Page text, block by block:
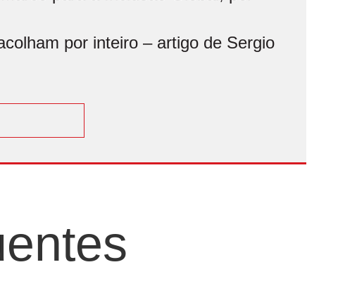
por inteiro – artigo de Sergio